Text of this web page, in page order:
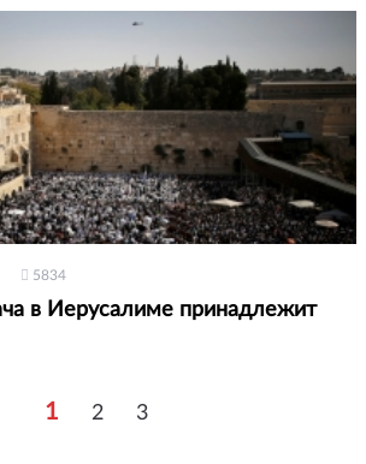
5834
в Иерусалиме принадлежит
1 2 3